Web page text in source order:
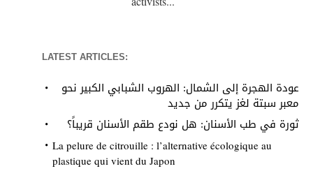
LATEST ARTICLES:
عودة الهجرة إلى الشمال: الهروب الشبابي الكبير نحو
معبر سبتة لغز يتكرر من جديد
ثورة في طب الأسنان: هل نودع طقم الأسنان قريباً؟
La pelure de citrouille : l’alternative écologique au
plastique qui vient du Japon